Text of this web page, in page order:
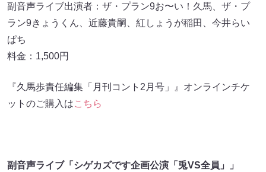
副音声ライブ出演者：ザ・プラン9お〜い！久馬、ザ・プ
ラン9きょうくん、近藤貴嗣、紅しょうが稲田、今井らい
ぱち
料金：1,500円
『久馬歩責任編集「月刊コント2月号」』オンラインチケ
ットのご購入はこちら
副音声ライブ「シゲカズです企画公演「兎VS全員」」